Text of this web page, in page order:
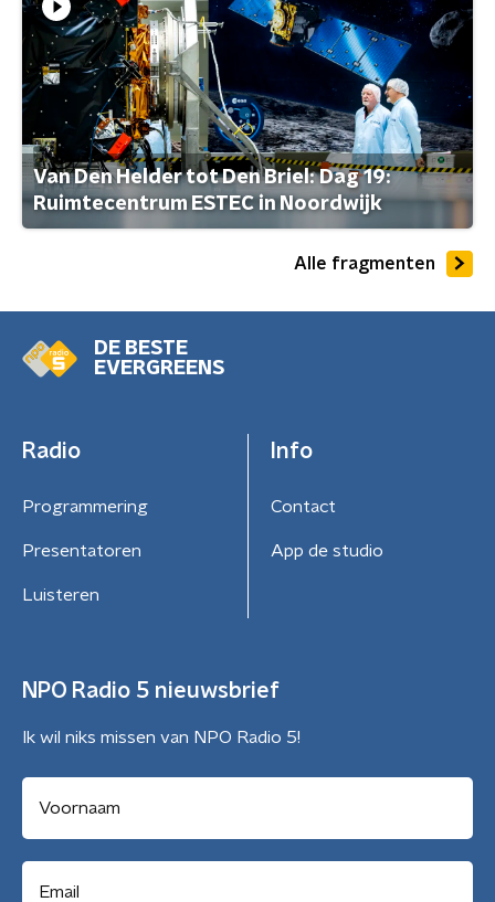
Van Den Helder tot Den Briel: Dag 19:
Ruimtecentrum ESTEC in Noordwijk
Alle fragmenten
DE BESTE
EVERGREENS
Radio
Programmering
Presentatoren
Luisteren
Info
Contact
App de studio
NPO Radio 5 nieuwsbrief
Ik wil niks missen van NPO Radio 5!